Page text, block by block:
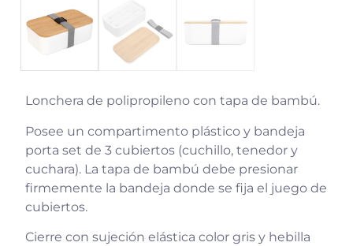
Lonchera de polipropileno con tapa de bambú.
Posee un compartimento plástico y bandeja
porta set de 3 cubiertos (cuchillo, tenedor y
cuchara). La tapa de bambú debe presionar
firmemente la bandeja donde se fija el juego de
cubiertos.
Cierre con sujeción elástica color gris y hebilla